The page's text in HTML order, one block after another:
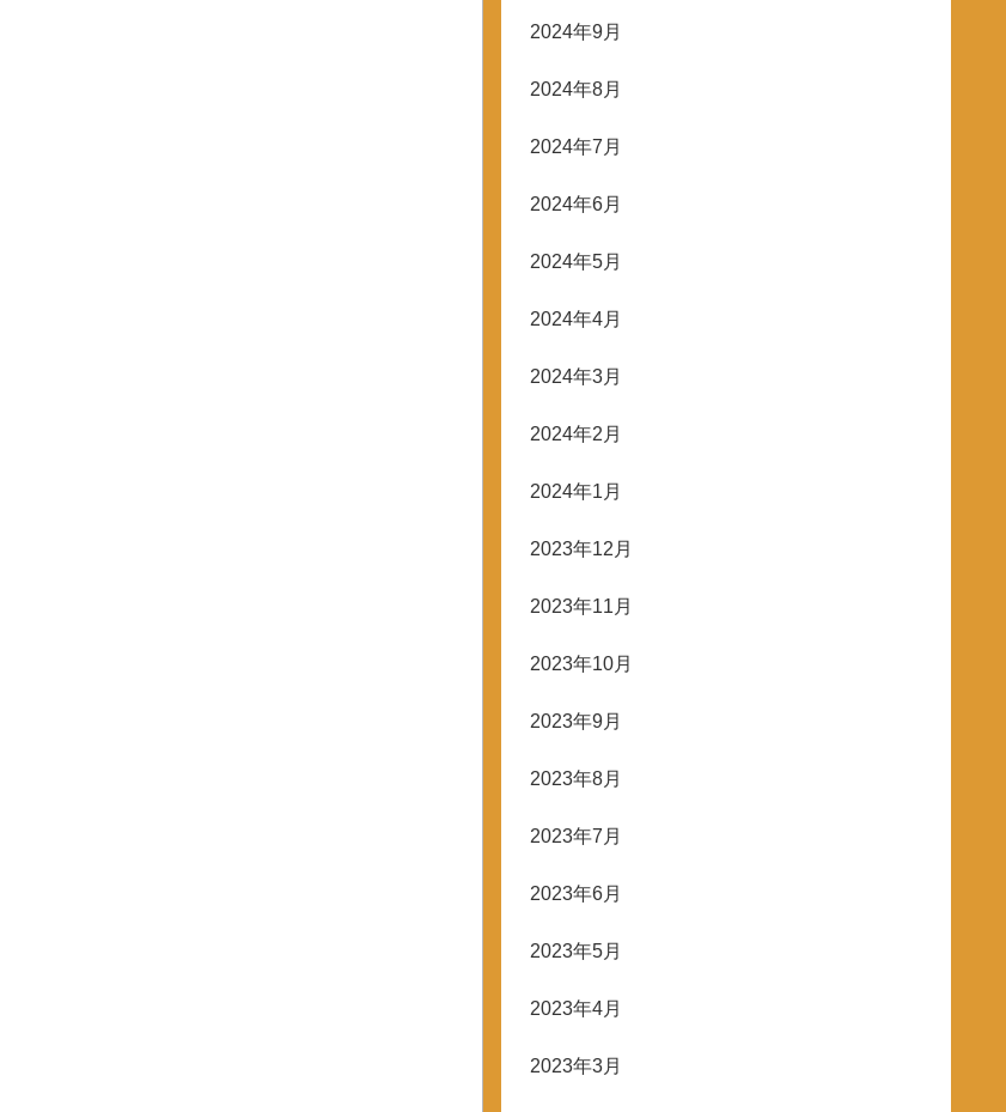
2024年9月
2024年8月
2024年7月
2024年6月
2024年5月
2024年4月
2024年3月
2024年2月
2024年1月
2023年12月
2023年11月
2023年10月
2023年9月
2023年8月
2023年7月
2023年6月
2023年5月
2023年4月
2023年3月